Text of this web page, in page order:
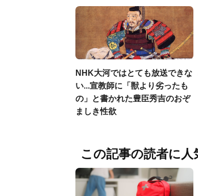
NHK大河ではとても放送できな
い...宣教師に「獣より劣ったも
の」と書かれた豊臣秀吉のおぞ
ましき性欲
この記事の読者に人